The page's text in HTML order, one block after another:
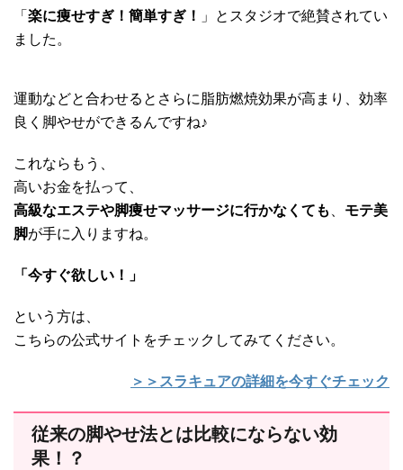
「 楽に痩せすぎ！簡単すぎ！
」とスタジオで絶賛されてい
ました。
運動などと合わせるとさらに脂肪燃焼効果が高まり、効率
良く脚やせができるんですね♪
これならもう、
高いお金を払って、
高級なエステや脚痩せマッサージに行かなくても
モテ美
脚が手に入りますね。
「今すぐ欲しい！」
という方は、
こちらの公式サイトをチェックしてみてください。
＞＞スラキュアの詳細を今すぐチェック
従来の脚やせ法とは比較にならない効
果！？